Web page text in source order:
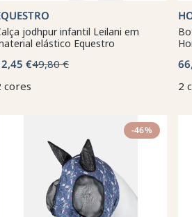
jodhpur infantil Leilani em
elástico Equestro
€49,80 €
cores
2
-46%